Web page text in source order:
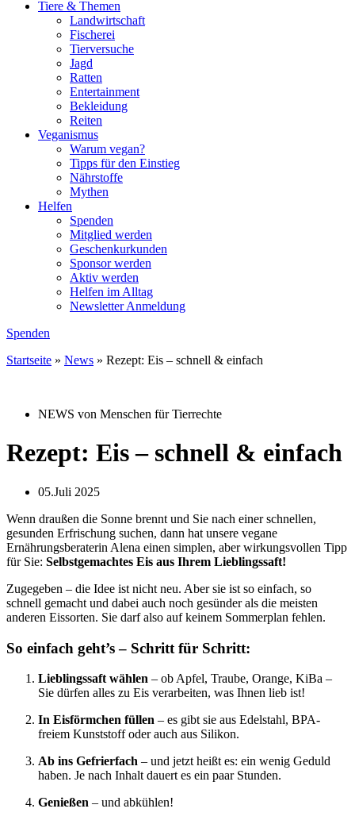
Tiere & Themen
Landwirtschaft
Fischerei
Tierversuche
Jagd
Ratten
Entertainment
Bekleidung
Reiten
Veganismus
Warum vegan?
Tipps für den Einstieg
Nährstoffe
Mythen
Helfen
Spenden
Mitglied werden
Geschenkurkunden
Sponsor werden
Aktiv werden
Helfen im Alltag
Newsletter Anmeldung
Spenden
Startseite » News » Rezept: Eis – schnell & einfach
NEWS von Menschen für Tierrechte
Rezept: Eis – schnell & einfach
05.Juli 2025
Wenn draußen die Sonne brennt und Sie nach einer schnellen,
gesunden Erfrischung suchen, dann hat unsere vegane
Ernährungsberaterin Alena einen simplen, aber wirkungsvollen Tipp
für Sie: Selbstgemachtes Eis aus Ihrem Lieblingssaft!
Zugegeben – die Idee ist nicht neu. Aber sie ist so einfach, so
schnell gemacht und dabei auch noch gesünder als die meisten
anderen Eissorten. Sie darf also auf keinem Sommerplan fehlen.
So einfach geht’s – Schritt für Schritt:
Lieblingssaft wählen – ob Apfel, Traube, Orange, KiBa –
Sie dürfen alles zu Eis verarbeiten, was Ihnen lieb ist!
In Eisförmchen füllen – es gibt sie aus Edelstahl, BPA-
freiem Kunststoff oder auch aus Silikon.
Ab ins Gefrierfach – und jetzt heißt es: ein wenig Geduld
haben. Je nach Inhalt dauert es ein paar Stunden.
Genießen – und abkühlen!